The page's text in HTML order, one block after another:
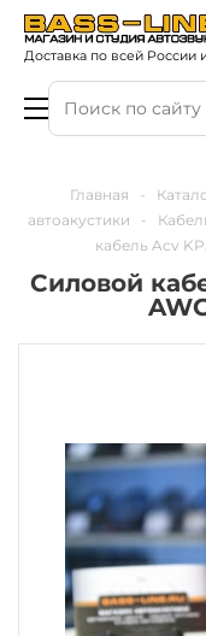
Доставка по всей России
Главная -
автоакустики
-
кабель Acv
Силовой